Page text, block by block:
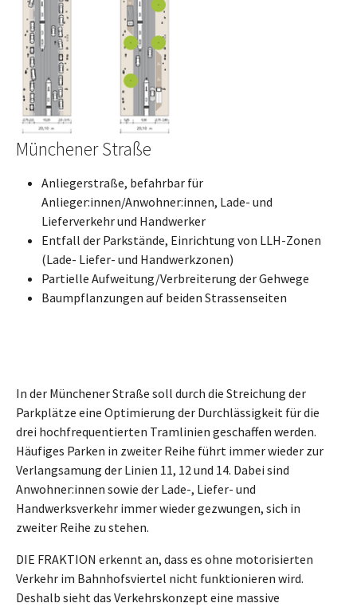
Münchener Straße
Anliegerstraße, befahrbar für
Anlieger:innen/Anwohner:innen, Lade- und
Lieferverkehr und Handwerker
Entfall der Parkstände, Einrichtung von LLH-Zonen
(Lade- Liefer- und Handwerkzonen)
Partielle Aufweitung/Verbreiterung der Gehwege
Baumpflanzungen auf beiden Strassenseiten
In der Münchener Straße soll durch die Streichung der
Parkplätze eine Optimierung der Durchlässigkeit für die
drei hochfrequentierten Tramlinien geschaffen werden.
Häufiges Parken in zweiter Reihe führt immer wieder zur
Verlangsamung der Linien 11, 12 und 14. Dabei sind
Anwohner:innen sowie der Lade-, Liefer- und
Handwerksverkehr immer wieder gezwungen, sich in
zweiter Reihe zu stehen.
DIE FRAKTION erkennt an, dass es ohne motorisierten
Verkehr im Bahnhofsviertel nicht funktionieren wird.
Deshalb sieht das Verkehrskonzept eine massive